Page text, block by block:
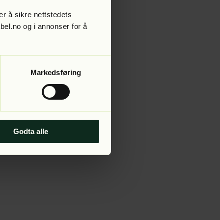
å sikre nettstedets
og i annonser for å
Markedsføring
Godta alle